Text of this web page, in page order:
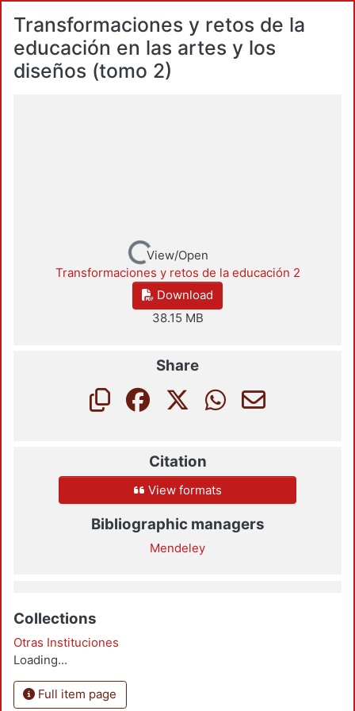
Transformaciones y retos de la
educación en las artes y los
diseños (tomo 2)
Loading...
View/Open
Transformaciones y retos de la educación 2
Download
38.15 MB
Share
Citation
View formats
Bibliographic managers
Mendeley
Collections
Otras Instituciones
Loading...
Full item page